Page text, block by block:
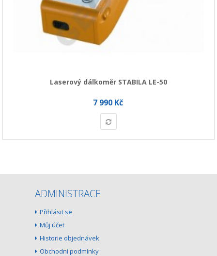
Laserový dálkoměr STABILA LE-50
7 990 Kč
ADMINISTRACE
Přihlásit se
Můj účet
Historie objednávek
Obchodní podmínky